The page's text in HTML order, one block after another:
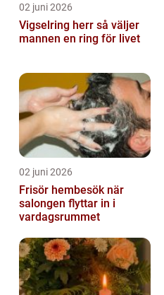
02 juni 2026
Vigselring herr så väljer
mannen en ring för livet
02 juni 2026
Frisör hembesök när
salongen flyttar in i
vardagsrummet